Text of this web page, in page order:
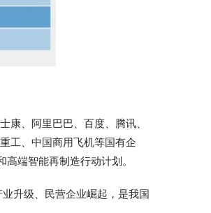
康、阿里巴巴、百度、腾讯、
工、中国商用飞机等国有企
端智能再制造行动计划。
升级、民营企业崛起，是我国